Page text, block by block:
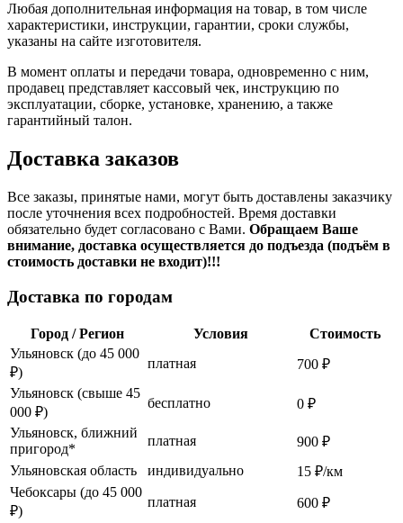
Любая дополнительная информация на товар, в том числе
характеристики, инструкции, гарантии, сроки службы,
указаны на сайте изготовителя.
В момент оплаты и передачи товара, одновременно с ним,
продавец представляет кассовый чек, инструкцию по
эксплуатации, сборке, установке, хранению, а также
гарантийный талон.
Доставка заказов
Все заказы, принятые нами, могут быть доставлены заказчику
после уточнения всех подробностей. Время доставки
обязательно будет согласовано с Вами. Обращаем Ваше
внимание, доставка осуществляется до подъезда (подъём в
стоимость доставки не входит)!!!
Доставка по городам
Город / Регион Условия
Стоимость
Ульяновск (до 45 000
₽)
платная
700 ₽
Ульяновск (свыше 45
000 ₽)
бесплатно
0 ₽
Ульяновск, ближний
пригород*
платная
900 ₽
Ульяновская область
индивидуально
15 ₽/км
Чебоксары (до 45 000
₽)
платная
600 ₽